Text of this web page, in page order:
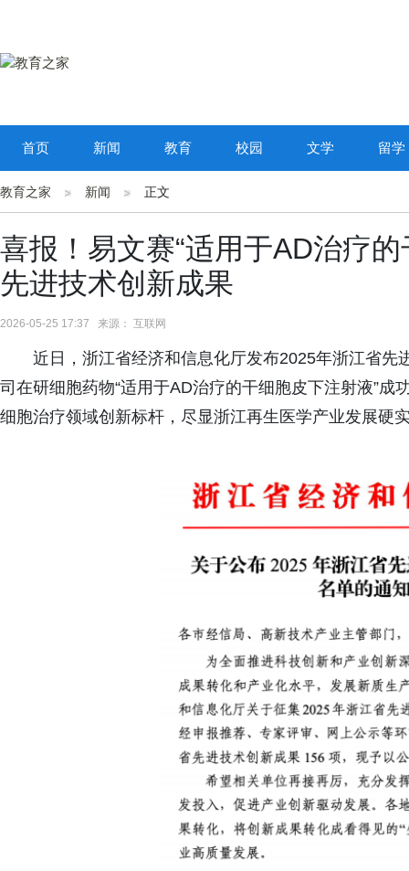
首页 新闻 教育 校园 文学 留学
教育之家 新闻 正文
喜报！易文赛“适用于AD治疗
先进技术创新成果
2026-05-25 17:37 来源： 互联网
近日，浙江省经济和信息化厅发布2025年浙江省
司在研细胞药物“适用于AD治疗的干细胞皮下注射液”
细胞治疗领域创新标杆，尽显浙江再生医学产业发展硬